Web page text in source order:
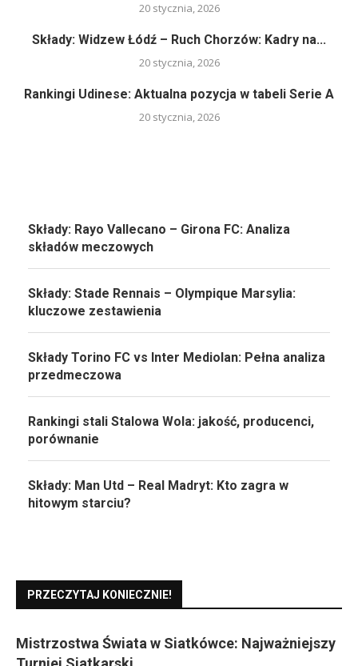
20 stycznia, 2026
Składy: Widzew Łódź – Ruch Chorzów: Kadry na...
20 stycznia, 2026
Rankingi Udinese: Aktualna pozycja w tabeli Serie A
20 stycznia, 2026
Składy: Rayo Vallecano – Girona FC: Analiza
składów meczowych
Składy: Stade Rennais – Olympique Marsylia:
kluczowe zestawienia
Składy Torino FC vs Inter Mediolan: Pełna analiza
przedmeczowa
Rankingi stali Stalowa Wola: jakość, producenci,
porównanie
Składy: Man Utd – Real Madryt: Kto zagra w
hitowym starciu?
PRZECZYTAJ KONIECZNIE!
Mistrzostwa Świata w Siatkówce: Najważniejszy